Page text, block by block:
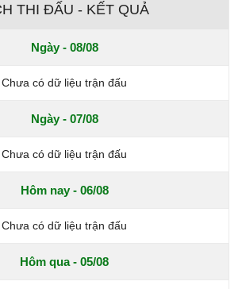
THI ĐẤU - KẾT QUẢ
Ngày - 08/08
Chưa có dữ liệu trận đấu
Ngày - 07/08
Chưa có dữ liệu trận đấu
Hôm nay - 06/08
Chưa có dữ liệu trận đấu
Hôm qua - 05/08